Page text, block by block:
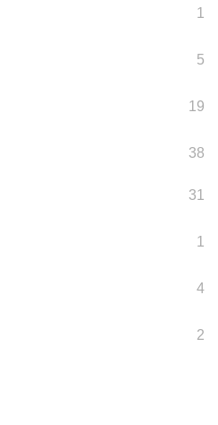
1
5
19
38
31
1
4
2